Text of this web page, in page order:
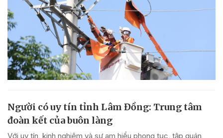
Người có uy tín tỉnh Lâm Đồng: Trung tâm
đoàn kết của buôn làng
Với uy tín, kinh nghiệm và sự am hiểu phong tục, tập quán